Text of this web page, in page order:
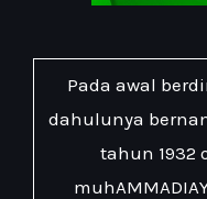
Pada awal
dahulunya
tahun 1932